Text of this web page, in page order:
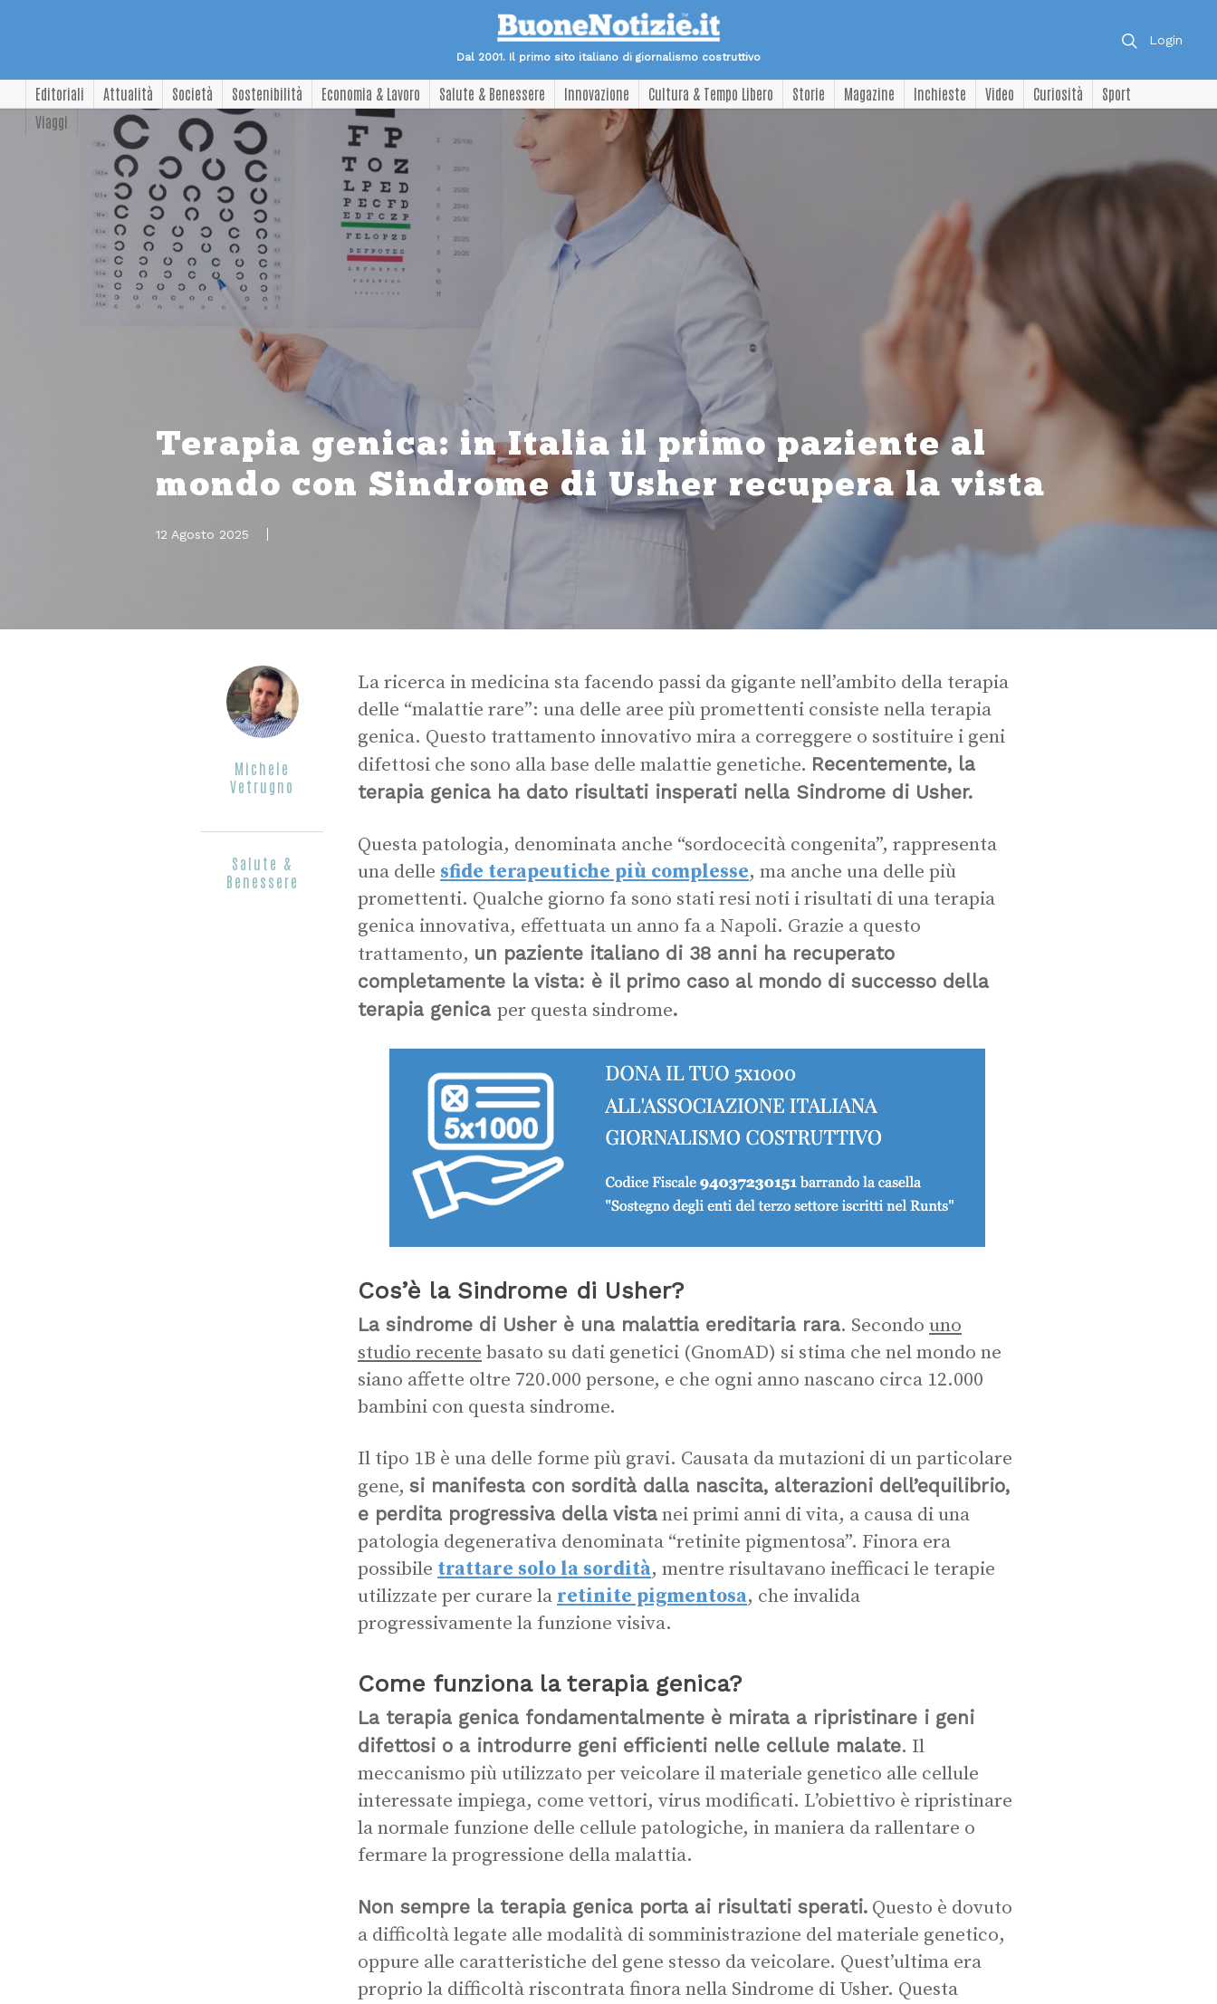
Dal 2001. Il primo sito italiano di giornalismo costruttivo
Login
Editoriali Attualità Società Sostenibilità Economia & Lavoro Salute & Benessere Innovazione Cultura & Tempo Libero Storie Magazine Inchieste Video Curiosità
Sport
Viaggi
Terapia genica: in Italia il primo paziente al
mondo con Sindrome di Usher recupera la vista
12 Agosto 2025
Michele
Vetrugno
Salute &
Benessere
La ricerca in medicina sta facendo passi da gigante nell’ambito della terapia
delle “malattie rare”: una delle aree più promettenti consiste nella terapia
genica. Questo trattamento innovativo mira a correggere o sostituire i geni
difettosi che sono alla base delle malattie genetiche. Recentemente, la
terapia genica ha dato risultati insperati nella Sindrome di Usher.
Questa patologia, denominata anche “sordocecità congenita”, rappresenta
una delle sfide terapeutiche più complesse, ma anche una delle più
promettenti. Qualche giorno fa sono stati resi noti i risultati di una terapia
genica innovativa, effettuata un anno fa a Napoli. Grazie a questo
trattamento, un paziente italiano di 38 anni ha recuperato
completamente la vista: è il primo caso al mondo di successo della
terapia genica per questa sindrome.
Cos’è la Sindrome di Usher?
La sindrome di Usher è una malattia ereditaria rara. Secondo uno
studio recente basato su dati genetici (GnomAD) si stima che nel mondo ne
siano affette oltre 720.000 persone, e che ogni anno nascano circa 12.000
bambini con questa sindrome.
Il tipo 1B è una delle forme più gravi. Causata da mutazioni di un particolare
gene, si manifesta con sordità dalla nascita, alterazioni dell’equilibrio,
e perdita progressiva della vista nei primi anni di vita, a causa di una
patologia degenerativa denominata “retinite pigmentosa”. Finora era
possibile trattare solo la sordità, mentre risultavano inefficaci le terapie
utilizzate per curare la retinite pigmentosa, che invalida
progressivamente la funzione visiva.
Come funziona la terapia genica?
La terapia genica fondamentalmente è mirata a ripristinare i geni
difettosi o a introdurre geni efficienti nelle cellule malate. Il
meccanismo più utilizzato per veicolare il materiale genetico alle cellule
interessate impiega, come vettori, virus modificati. L’obiettivo è ripristinare
la normale funzione delle cellule patologiche, in maniera da rallentare o
fermare la progressione della malattia.
Non sempre la terapia genica porta ai risultati sperati. Questo è dovuto
a difficoltà legate alle modalità di somministrazione del materiale genetico,
oppure alle caratteristiche del gene stesso da veicolare. Quest’ultima era
proprio la difficoltà riscontrata finora nella Sindrome di Usher. Questa